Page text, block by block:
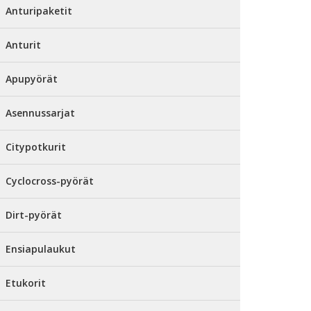
Anturipaketit
Anturit
Apupyörät
Asennussarjat
Citypotkurit
Cyclocross-pyörät
Dirt-pyörät
Ensiapulaukut
Etukorit